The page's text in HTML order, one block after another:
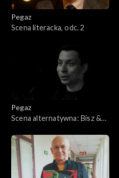
Pegaz
Scena literacka, odc. 2
Pegaz
Scena alternatywna: Bisz &